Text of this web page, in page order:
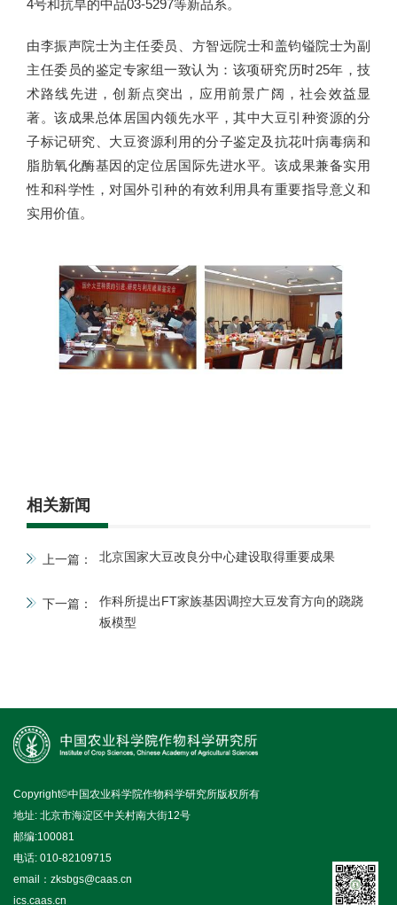
4号和抗旱的中品03-5297等新品系。
由李振声院士为主任委员、方智远院士和盖钧镒院士为副
主任委员的鉴定专家组一致认为：该项研究历时25年，技
术路线先进，创新点突出，应用前景广阔，社会效益显
著。该成果总体居国内领先水平，其中大豆引种资源的分
子标记研究、大豆资源利用的分子鉴定及抗花叶病毒病和
脂肪氧化酶基因的定位居国际先进水平。该成果兼备实用
性和科学性，对国外引种的有效利用具有重要指导意义和
实用价值。
相关新闻
上一篇： 北京国家大豆改良分中心建设取得重要成果
下一篇：
作科所提出FT家族基因调控大豆发育方向的跷跷
板模型
Copyright©中国农业科学院作物科学研究所版权所有
地址: 北京市海淀区中关村南大街12号
邮编:100081
电话: 010-82109715
email：zksbgs@caas.cn
ics.caas.cn